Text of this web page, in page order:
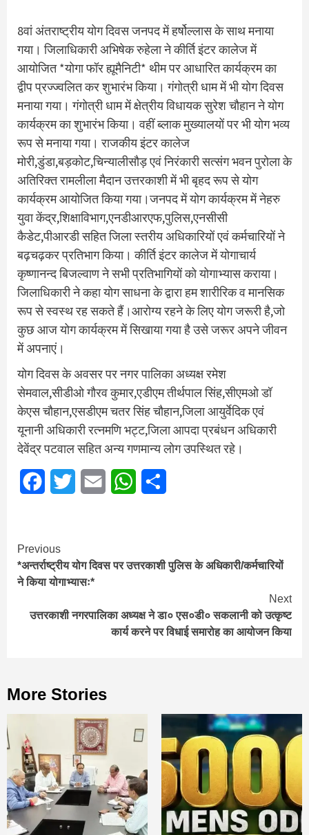
8वां अंतराष्ट्रीय योग दिवस जनपद में हर्षोल्लास के साथ मनाया
गया। जिलाधिकारी अभिषेक रुहेला ने कीर्ति इंटर कालेज में
आयोजित *योगा फॉर ह्यूमैनिटी* थीम पर आधारित कार्यक्रम का
द्वीप प्रज्ज्वलित कर शुभारंभ किया। गंगोत्री धाम में भी योग दिवस
मनाया गया। गंगोत्री धाम में क्षेत्रीय विधायक सुरेश चौहान ने योग
कार्यक्रम का शुभारंभ किया। वहीं ब्लाक मुख्यालयों पर भी योग भव्य
रूप से मनाया गया। राजकीय इंटर कालेज
मोरी,डुंडा,बड़कोट,चिन्यालीसौड़ एवं निरंकारी सत्संग भवन पुरोला के
अतिरिक्त रामलीला मैदान उत्तरकाशी में भी बृहद रूप से योग
कार्यक्रम आयोजित किया गया।जनपद में योग कार्यक्रम में नेहरु
युवा केंद्र,शिक्षाविभाग,एनडीआरएफ,पुलिस,एनसीसी
कैडेट,पीआरडी सहित जिला स्तरीय अधिकारियों एवं कर्मचारियों ने
बढ़चढ़कर प्रतिभाग किया। कीर्ति इंटर कालेज में योगाचार्य
कृष्णानन्द बिजल्वाण ने सभी प्रतिभागियों को योगाभ्यास कराया।
जिलाधिकारी ने कहा योग साधना के द्वारा हम शारीरिक व मानसिक
रूप से स्वस्थ रह सकते हैं।आरोग्य रहने के लिए योग जरूरी है,जो
कुछ आज योग कार्यक्रम में सिखाया गया है उसे जरूर अपने जीवन
में अपनाएं।
योग दिवस के अवसर पर नगर पालिका अध्यक्ष रमेश
सेमवाल,सीडीओ गौरव कुमार,एडीएम तीर्थपाल सिंह,सीएमओ डॉ
केएस चौहान,एसडीएम चतर सिंह चौहान,जिला आयुर्वेदिक एवं
यूनानी अधिकारी रत्नमणि भट्ट,जिला आपदा प्रबंधन अधिकारी
देवेंद्र पटवाल सहित अन्य गणमान्य लोग उपस्थित रहे।
FacebookTwitter Email WhatsApp
Continue
Reading
Previous
*अन्तर्राष्ट्रीय योग दिवस पर उत्तरकाशी पुलिस के अधिकारी/कर्मचारियों
ने किया योगाभ्यासः*
Next
उत्तरकाशी नगरपालिका अध्यक्ष ने डा० एस०डी० सकलानी को उत्कृष्ट
कार्य करने पर विधाई समारोह का आयोजन किया
More Stories